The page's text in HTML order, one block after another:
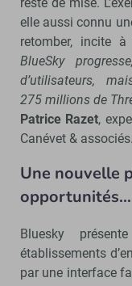
elle aussi connu
retomber, incite à
BlueSky
d’utilisateurs,
275 millions de
Patrice Razet,
Canévet & associés.
Une nouvelle
opportunités…
Bluesky
établissements
par une interface